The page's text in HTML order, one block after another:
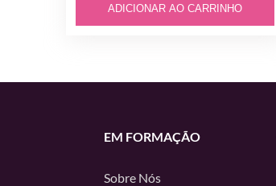
ADICIONAR AO CARRINHO
EM FORMAÇÃO
Sobre Nós